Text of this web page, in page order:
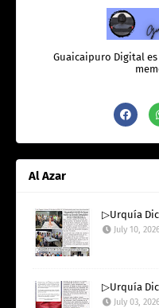
Guaicaipuro Digital
Al Azar
▷Urquía
July 10,
▷Urquía
July 03,